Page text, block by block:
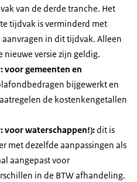
van de derde tranche. Het
tijdvak is verminderd met
in dit tijdvak. Alleen
versie zijn geldig.
voor gemeenten en
bijgewerkt en
de kostenkengetallen
voor waterschappen!):dit is
met dezelfde aanpassingen als
aangepast voor
in de BTW afhandeling.